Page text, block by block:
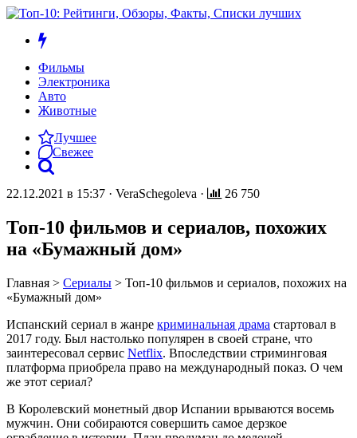
Фильмы
Электроника
Авто
Животные
Лучшее
Свежее
22.12.2021 в 15:37 · VeraSchegoleva · 26 750
Топ-10 фильмов и сериалов, похожих
на «Бумажный дом»
Главная > Сериалы > Топ-10 фильмов и сериалов, похожих на
«Бумажный дом»
Испанский сериал в жанре криминальная драма стартовал в
2017 году. Был настолько популярен в своей стране, что
заинтересовал сервис Netflix. Впоследствии стриминговая
платформа приобрела право на международный показ. О чем
же этот сериал?
В Королевский монетный двор Испании врываются восемь
мужчин. Они собираются совершить самое дерзкое